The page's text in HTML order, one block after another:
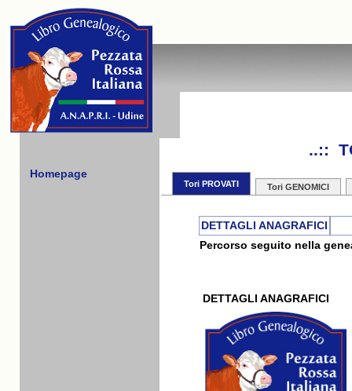
Homepage
..::
Tori PROVATI Tori GENOMICI
DETTAGLI ANAGRAFICI
Percorso seguito nella
DETTAGLI ANAGRAFICI